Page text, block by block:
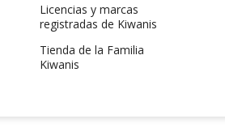
Licencias y marcas
registradas de Kiwanis
Tienda de la Familia
Kiwanis